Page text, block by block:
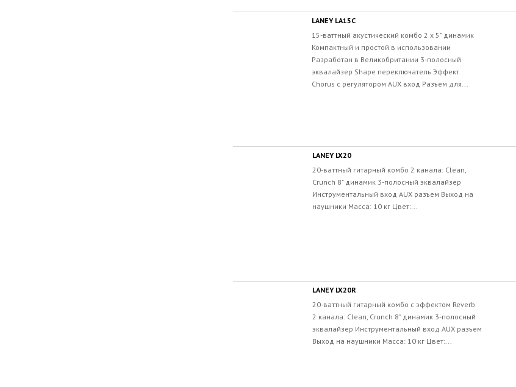
LANEY LA15C
15-ваттный акустический комбо 2 x 5" динамик
Компактный и простой в использовании
Разработан в Великобритании 3-полосный
эквалайзер Shape переключатель Эффект
Chorus с регулятором AUX вход Разъем для...
LANEY LX20
20-ваттный гитарный комбо 2 канала: Clean,
Crunch 8" динамик 3-полосный эквалайзер
Инструментальный вход AUX разъем Выход на
наушники Масса: 10 кг Цвет:...
LANEY LX20R
20-ваттный гитарный комбо с эффектом Reverb
2 канала: Clean, Crunch 8" динамик 3-полосный
эквалайзер Инструментальный вход AUX разъем
Выход на наушники Масса: 10 кг Цвет:...